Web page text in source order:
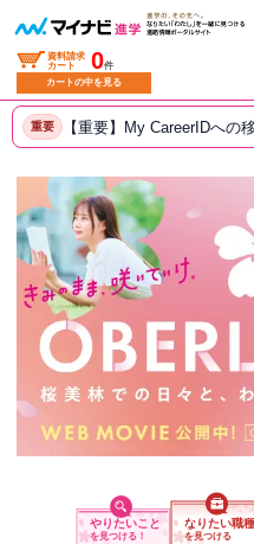
資料請求
カート
0件
カートの中を見る
重要 【重要】My CareerIDへの
やりたいこと
を見つける！
なりたい職種
を見つける